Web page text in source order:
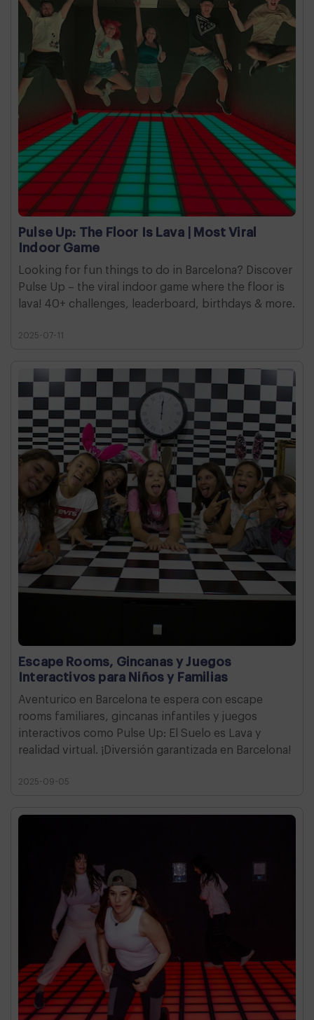
Pulse Up: The Floor Is Lava | Most Viral
Indoor Game
Looking for fun things to do in Barcelona? Discover
Pulse Up – the viral indoor game where the floor is
lava! 40+ challenges, leaderboard, birthdays & more.
2025-07-11
Escape Rooms, Gincanas y Juegos
Interactivos para Niños y Familias
Aventurico en Barcelona te espera con escape
rooms familiares, gincanas infantiles y juegos
interactivos como Pulse Up: El Suelo es Lava y
realidad virtual. ¡Diversión garantizada en Barcelona!
2025-09-05